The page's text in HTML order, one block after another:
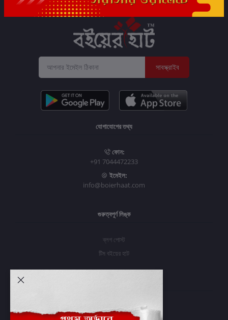
সাবস্ক্রাইব
যোগাযোগের তথ্য
ফোন:
+91 7044472233
ইমেইল:
info@boierhaat.com
গুরুত্বপূর্ণ লিঙ্ক
ব্লগ পোস্ট
টিম বইয়ের হাট
প্রবেশ করুন